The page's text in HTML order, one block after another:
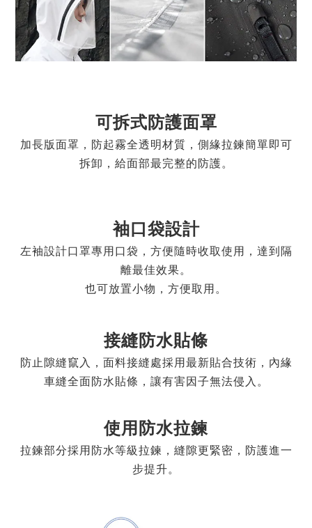
可拆式防護面罩
加長版面罩，防起霧全透明材質，側緣拉鍊簡單即可
拆卸，給面部最完整的防護。
袖口袋設計
左袖設計口罩專用口袋，方便隨時收取使用，達到隔
離最佳效果。
也可放置小物，方便取用。
接縫防水貼條
防止隙縫竄入，面料接縫處採用最新貼合技術，內緣
車縫全面防水貼條，讓有害因子無法侵入。
使用防水拉鍊
拉鍊部分採用防水等級拉鍊，縫隙更緊密，防護進一
步提升。